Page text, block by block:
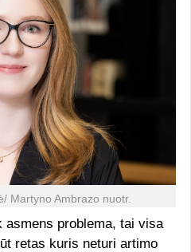
Martyno Ambrazo nuotr.
asmens problema, tai visa
retas kuris neturi artimo